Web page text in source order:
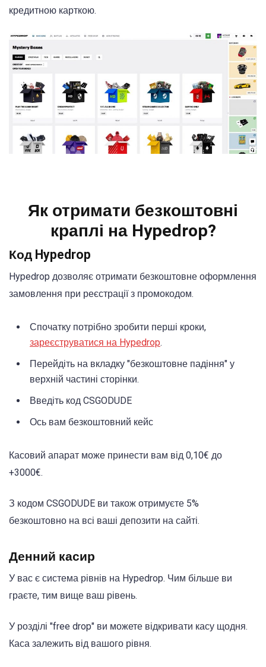
кредитною карткою.
Як отримати безкоштовні
краплі на Hypedrop?
Код Hypedrop
Hypedrop дозволяє отримати безкоштовне оформлення
замовлення при реєстрації з промокодом.
Спочатку потрібно зробити перші кроки,
зареєструватися на Hypedrop.
Перейдіть на вкладку "безкоштовне падіння" у
верхній частині сторінки.
Введіть код CSGODUDE
Ось вам безкоштовний кейс
Касовий апарат може принести вам від 0,10€ до
+3000€.
З кодом CSGODUDE ви також отримуєте 5%
безкоштовно на всі ваші депозити на сайті.
Денний касир
У вас є система рівнів на Hypedrop. Чим більше ви
граєте, тим вище ваш рівень.
У розділі "free drop" ви можете відкривати касу щодня.
Каса залежить від вашого рівня.